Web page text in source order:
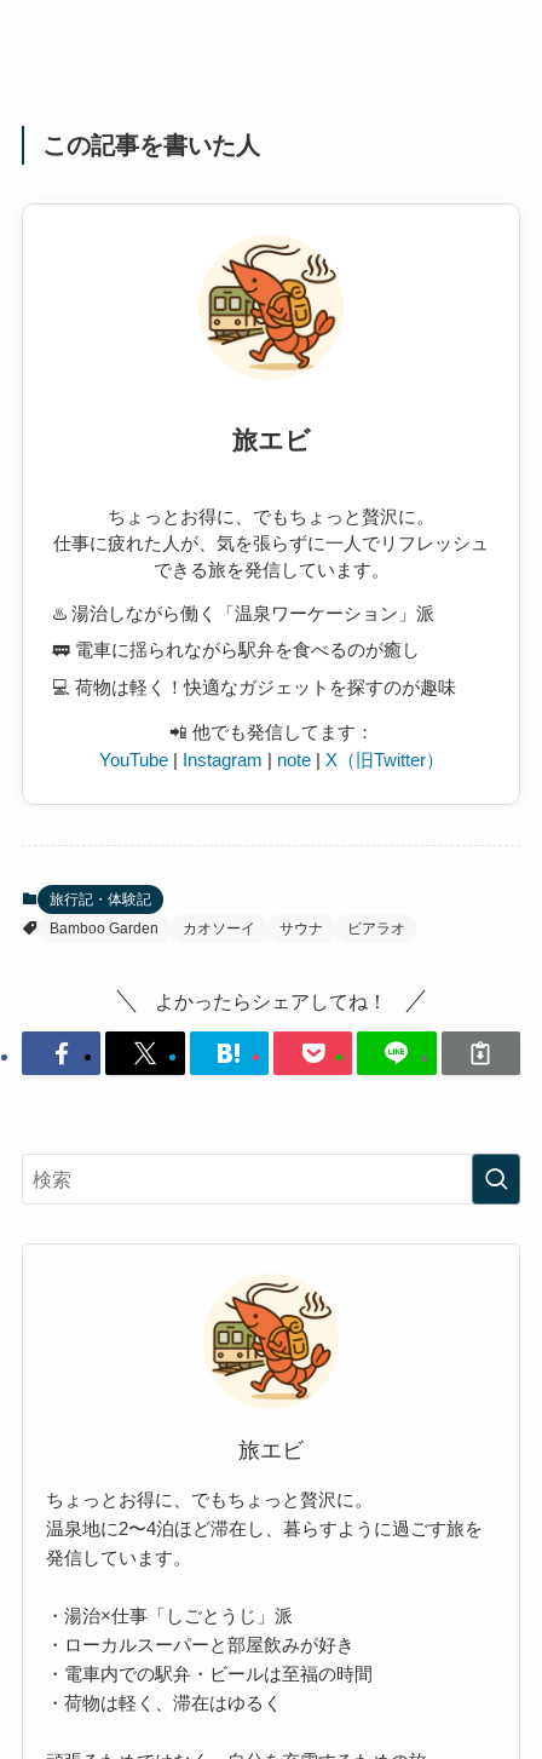
この記事を書いた人
旅エビ
ちょっとお得に、でもちょっと贅沢に。
仕事に疲れた人が、気を張らずに一人でリフレッシュ
できる旅を発信しています。
♨️ 湯治しながら働く「温泉ワーケーション」派
🚃 電車に揺られながら駅弁を食べるのが癒し
💻 荷物は軽く！快適なガジェットを探すのが趣味
📲 他でも発信してます：
YouTube| Instagram note| X（旧Twitter）
旅行記・体験記
Bamboo Garden
カオソーイ サウナ ビアラオ
よかったらシェアしてね！
旅エビ
ちょっとお得に、でもちょっと贅沢に。
温泉地に2〜4泊ほど滞在し、暮らすように過ごす旅を
発信しています。
・湯治×仕事「しごとうじ」派
・ローカルスーパーと部屋飲みが好き
・電車内での駅弁・ビールは至福の時間
・荷物は軽く、滞在はゆるく